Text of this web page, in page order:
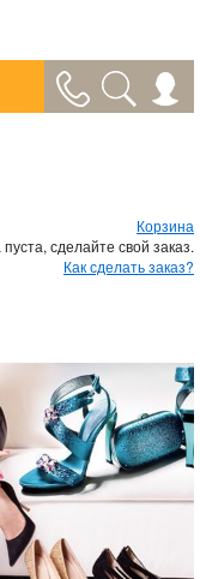
Корзина
сделайте свой заказ.
Как сделать заказ?